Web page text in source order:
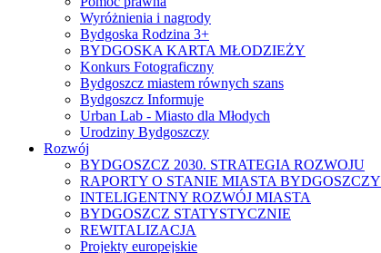
Wyróżnienia i nagrody
Bydgoska Rodzina 3+
BYDGOSKA KARTA MŁODZIEŻY
Konkurs Fotograficzny
Bydgoszcz miastem równych szans
Bydgoszcz Informuje
Urban Lab - Miasto dla Młodych
Urodziny Bydgoszczy
Rozwój
BYDGOSZCZ 2030. STRATEGIA ROZWOJU
RAPORTY O STANIE MIASTA BYDGOSZCZY
INTELIGENTNY ROZWÓJ MIASTA
BYDGOSZCZ STATYSTYCZNIE
REWITALIZACJA
Projekty europejskie